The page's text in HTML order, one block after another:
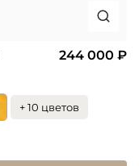
244 000 ₽
+ 10 цветов